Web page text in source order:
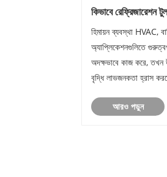
কিভাবে রেফ্রিজারেশন
হিমায়ন ব্যবস্থা HVAC,
অ্যাপ্লিকেশনগুলিতে
অদক্ষভাবে কাজ করে, তখন
বৃদ্ধি লাভজনকতা হ্রাস
স......
আরও পড়ুন